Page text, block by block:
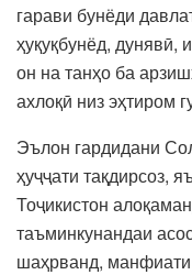
гарави бунёди
ҳуқуқбунёд, дунявӣ,
он на танҳо ба
ахлоқӣ низ эҳтиром
Эълон гардидани
ҳуҷҷати тақдирсоз,
Тоҷикистон
таъминкунандаи
шаҳрванд, манфиати